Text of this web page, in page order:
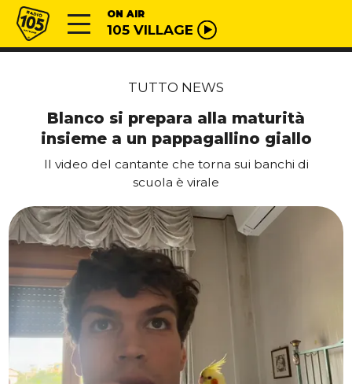
Vai al contenuto
Radio 105 ON AIR
105 VILLAGE
TUTTO NEWS
Blanco si prepara alla maturità
insieme a un pappagallino giallo
Il video del cantante che torna sui banchi di
scuola è virale